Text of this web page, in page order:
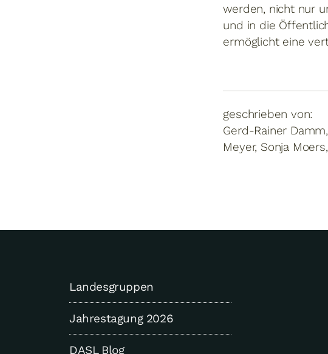
werden, nicht nur
und in die
ermöglicht eine
geschrieben von:
Gerd-Rainer
Meyer, Sonja
Landesgruppen
Jahrestagung 2026
DASL Blog